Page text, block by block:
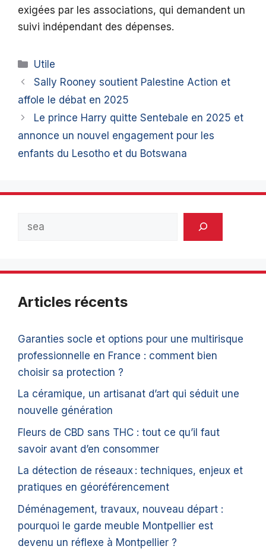
exigées par les associations, qui demandent un
suivi indépendant des dépenses.
Catégories
Utile
Sally Rooney soutient Palestine Action et
affole le débat en 2025
Le prince Harry quitte Sentebale en 2025 et
annonce un nouvel engagement pour les
enfants du Lesotho et du Botswana
Articles récents
Garanties socle et options pour une multirisque
professionnelle en France : comment bien
choisir sa protection ?
La céramique, un artisanat d’art qui séduit une
nouvelle génération
Fleurs de CBD sans THC : tout ce qu’il faut
savoir avant d’en consommer
La détection de réseaux : techniques, enjeux et
pratiques en géoréférencement
Déménagement, travaux, nouveau départ :
pourquoi le garde meuble Montpellier est
devenu un réflexe à Montpellier ?